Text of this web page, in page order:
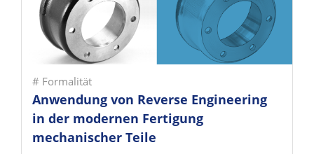
Zähigkeit, mittelkohlenstoffhaltiger Stahl mit
ausgewogener Festigkeit und Zähigkeit,
kohlenstoffreicher Stahl mit optimaler Härte oder
Grauguss mit Stoßdämpfungsfähigkeit, hochfestes
Sphäroguss, sie alle spielen in der modernen
Industrie eine unersetzliche Rolle ...
# Formalität
Anwendung von Reverse Engineering
in der modernen Fertigung
mechanischer Teile